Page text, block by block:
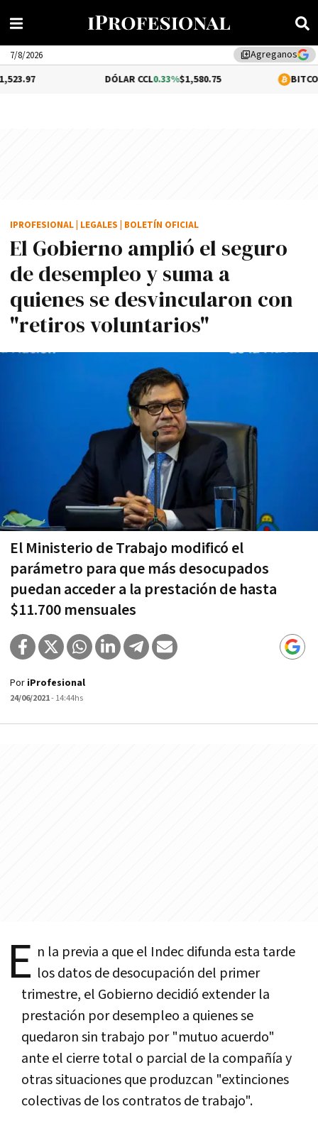
library_addAgreganos
7/8/2026
0.33%$1,580.75 0.86%
El Gobierno amplió el seguro
de desempleo y suma a
quienes se desvincularon con
"retiros voluntarios"
El Ministerio de Trabajo modificó el
parámetro para que más desocupados
puedan acceder a la prestación de hasta
$11.700 mensuales
IPROFESIONAL LEGALES BOLETÍN OFICIAL
Por iProfesional
24/06/2021- 14:44hs
E n la previa a que el Indec difunda esta tarde
los datos de desocupación del primer
trimestre, el Gobierno decidió extender la
prestación por desempleo a quienes se
quedaron sin trabajo por "mutuo acuerdo"
ante el cierre total o parcial de la compañía y
otras situaciones que produzcan "extinciones
colectivas de los contratos de trabajo".